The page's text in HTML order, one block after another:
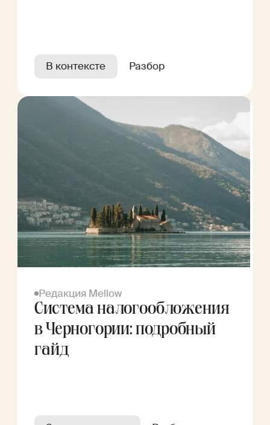
В контексте Разбор
Редакция Mellow
Система налогообложения
в Черногории: подробный
гайд